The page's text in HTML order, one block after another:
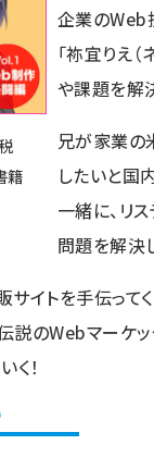
籍
企業のWeb
「祢宜りえ
や課題を解
兄が家業の
したいと国
一緒に、リ
問題を解決
サイトを手伝って
説のWebマーケッ
く！